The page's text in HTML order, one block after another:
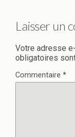
Laisser un
Votre adresse
obligatoires
Commentaire *